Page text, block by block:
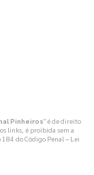
Pinheiros" é de direito
links, é proibida sem a
do Código Penal – Lei